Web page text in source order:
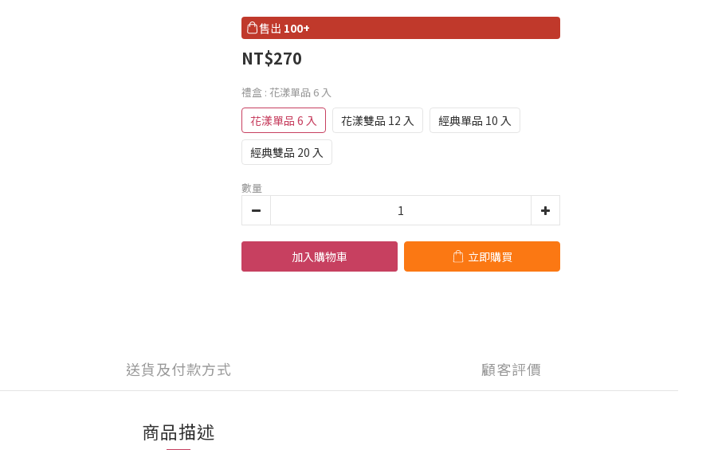
售出 100+
NT$270
禮盒 : 花漾單品 6 入
花漾單品 6 入 花漾雙品 12 入
經典單品 10 入
經典雙品 20 入
數量
加入購物車 立即購買
送貨及付款方式 顧客評價
商品描述